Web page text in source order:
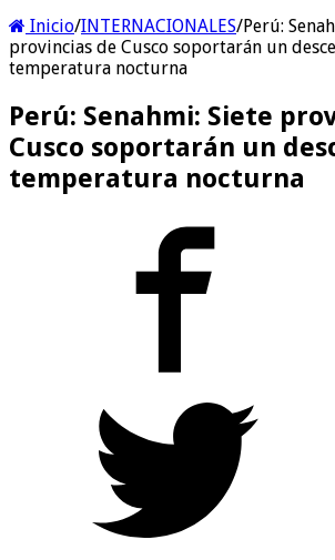
Inicio/INTERNACIONALES/Perú:
provincias de Cusco soportarán un
temperatura nocturna
Perú: Senahmi: Siete
Cusco soportarán un
temperatura nocturna